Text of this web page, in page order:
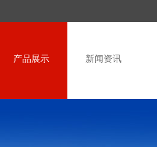
产品展示 新闻资讯